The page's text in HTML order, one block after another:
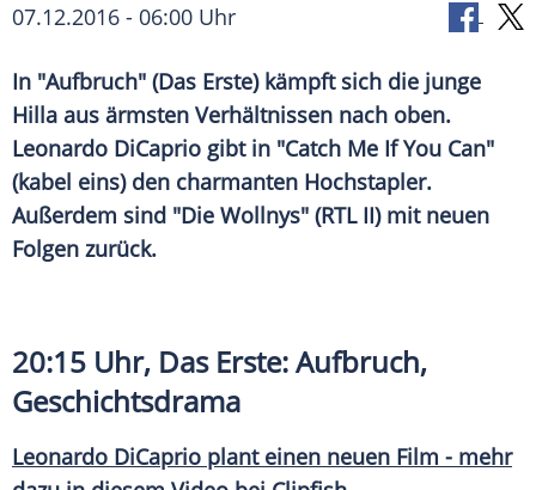
07.12.2016 - 06:00 Uhr
In "Aufbruch" (Das Erste) kämpft sich die junge
Hilla aus ärmsten Verhältnissen nach oben.
Leonardo DiCaprio gibt in "Catch Me If You Can"
(kabel eins) den charmanten Hochstapler.
Außerdem sind "Die Wollnys" (RTL II) mit neuen
Folgen zurück.
20:15 Uhr, Das Erste: Aufbruch,
Geschichtsdrama
Leonardo DiCaprio plant einen neuen Film - mehr